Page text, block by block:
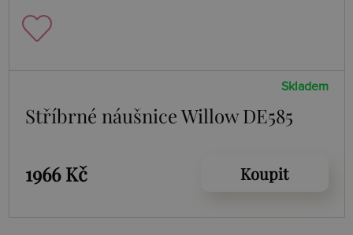
Skladem
Stříbrné náušnice Willow DE585
1966 Kč Koupit